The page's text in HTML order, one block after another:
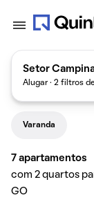
Setor
Alugar · 2 filtros
Varanda
7 apartamentos
com 2 quartos
GO